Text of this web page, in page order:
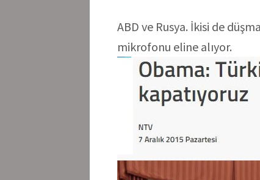
ABD ve Rusya. İkisi de
mikrofonu eline alıyor.